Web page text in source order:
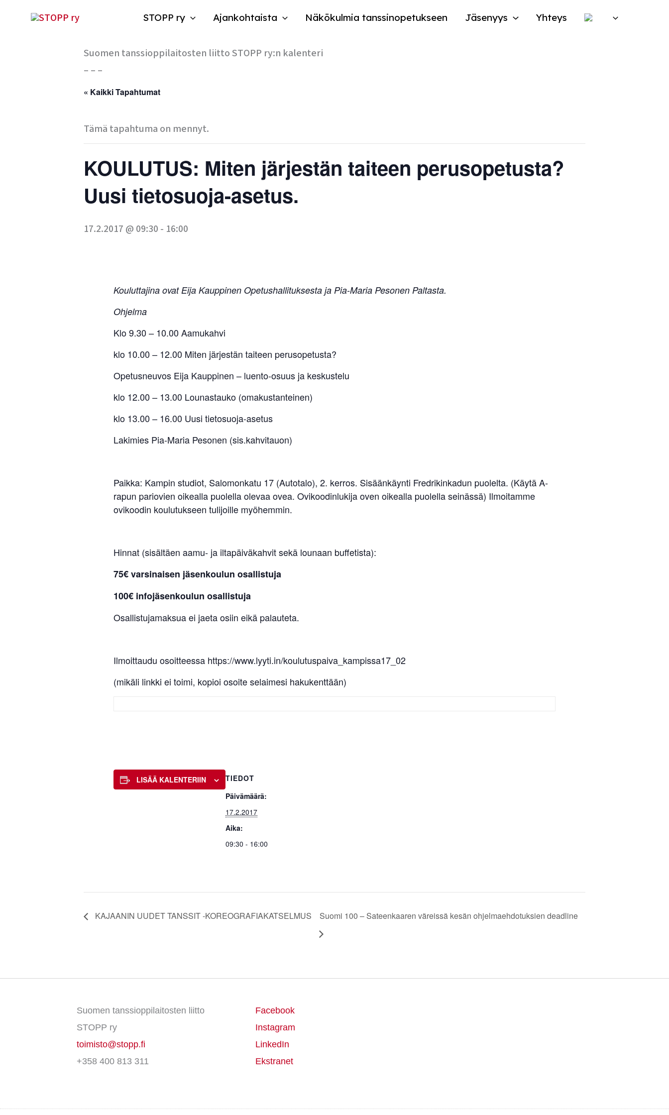
sisältöön
STOPP ry Ajankohtaista Näkökulmia tanssinopetukseen Jäsenyys Yhteys
Suomen tanssioppilaitosten liitto STOPP ry:n kalenteri
– – –
« Kaikki Tapahtumat
Tämä tapahtuma on mennyt.
KOULUTUS: Miten järjestän taiteen perusopetusta?
Uusi tietosuoja-asetus.
17.2.2017 @ 09:30 - 16:00
Kouluttajina ovat Eija Kauppinen Opetushallituksesta ja Pia-Maria Pesonen Paltasta.
Ohjelma
Klo 9.30 – 10.00 Aamukahvi
klo 10.00 – 12.00 Miten järjestän taiteen perusopetusta?
Opetusneuvos Eija Kauppinen – luento-osuus ja keskustelu
klo 12.00 – 13.00 Lounastauko (omakustanteinen)
klo 13.00 – 16.00 Uusi tietosuoja-asetus
Lakimies Pia-Maria Pesonen (sis.kahvitauon)
Paikka: Kampin studiot, Salomonkatu 17 (Autotalo), 2. kerros. Sisäänkäynti Fredrikinkadun puolelta. (Käytä A-
rapun pariovien oikealla puolella olevaa ovea. Ovikoodinlukija oven oikealla puolella seinässä) Ilmoitamme
ovikoodin koulutukseen tulijoille myöhemmin.
Hinnat (sisältäen aamu- ja iltapäiväkahvit sekä lounaan buffetista):
75€ varsinaisen jäsenkoulun osallistuja
100€ infojäsenkoulun osallistuja
Osallistujamaksua ei jaeta osiin eikä palauteta.
Ilmoittaudu osoitteessa https://www.lyyti.in/koulutuspaiva_kampissa17_02
(mikäli linkki ei toimi, kopioi osoite selaimesi hakukenttään)
LISÄÄ KALENTERIIN
TIEDOT
Päivämäärä:
17.2.2017
Aika:
09:30 - 16:00
KAJAANIN UUDET TANSSIT -KOREOGRAFIAKATSELMUS Suomi 100 – Sateenkaaren väreissä kesän ohjelmaehdotuksien deadline
Suomen tanssioppilaitosten liitto
STOPP ry
toimisto@stopp.fi
+358 400 813 311
Facebook
Instagram
LinkedIn
Ekstranet